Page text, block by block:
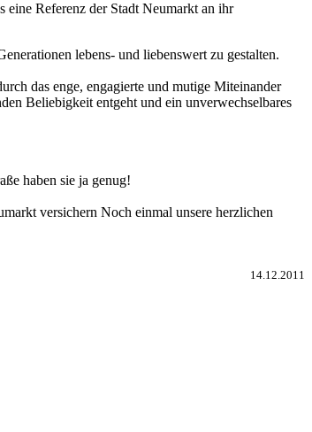
eine Referenz der Stadt Neumarkt an ihr
lebens- und liebenswert zu gestalten.
das enge, engagierte und mutige Miteinander
Beliebigkeit entgeht und ein unverwechselbares
haben sie ja genug!
versichern Noch einmal unsere herzlichen
14.12.2011